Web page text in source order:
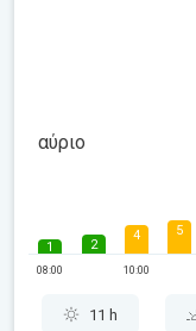
αύριο
1
08:00
2
4
10:00
5
11 h